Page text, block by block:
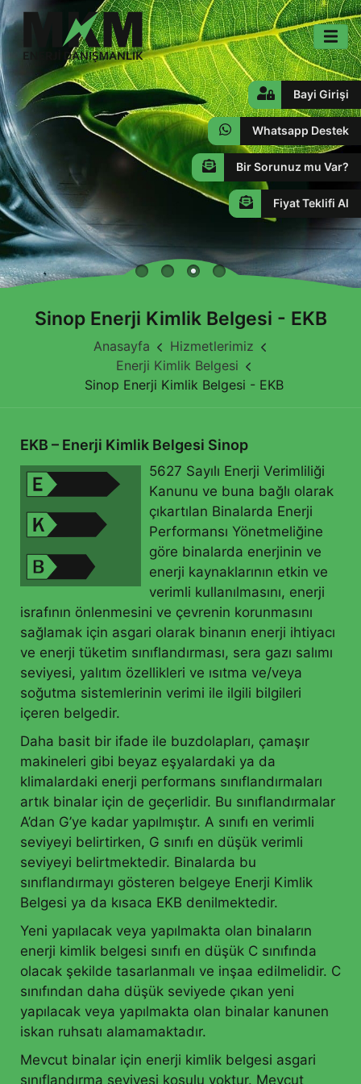
Bayi Girişi
Whatsapp Destek
Bir Sorunuz mu Var?
Fiyat Teklifi Al
Sinop Enerji Kimlik Belgesi - EKB
Anasayfa
Hizmetlerimiz
Enerji Kimlik Belgesi
Sinop Enerji Kimlik Belgesi - EKB
EKB – Enerji Kimlik Belgesi Sinop
5627 Sayılı Enerji Verimliliği
Kanunu ve buna bağlı olarak
çıkartılan Binalarda Enerji
Performansı Yönetmeliğine
göre binalarda enerjinin ve
enerji kaynaklarının etkin ve
verimli kullanılmasını, enerji
israfının önlenmesini ve çevrenin korunmasını
sağlamak için asgari olarak binanın enerji ihtiyacı
ve enerji tüketim sınıflandırması, sera gazı salımı
seviyesi, yalıtım özellikleri ve ısıtma ve/veya
soğutma sistemlerinin verimi ile ilgili bilgileri
içeren belgedir.
Daha basit bir ifade ile buzdolapları, çamaşır
makineleri gibi beyaz eşyalardaki ya da
klimalardaki enerji performans sınıflandırmaları
artık binalar için de geçerlidir. Bu sınıflandırmalar
A’dan G’ye kadar yapılmıştır. A sınıfı en verimli
seviyeyi belirtirken, G sınıfı en düşük verimli
seviyeyi belirtmektedir. Binalarda bu
sınıflandırmayı gösteren belgeye Enerji Kimlik
Belgesi ya da kısaca EKB denilmektedir.
Yeni yapılacak veya yapılmakta olan binaların
enerji kimlik belgesi sınıfı en düşük C sınıfında
olacak şekilde tasarlanmalı ve inşaa edilmelidir. C
sınıfından daha düşük seviyede çıkan yeni
yapılacak veya yapılmakta olan binalar kanunen
iskan ruhsatı alamamaktadır.
Mevcut binalar için enerji kimlik belgesi asgari
sınıflandırma seviyesi koşulu yoktur. Mevcut